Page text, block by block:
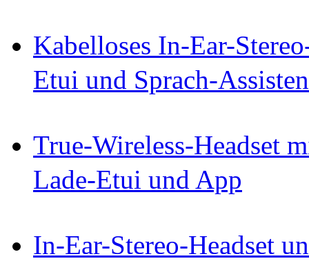
Kabelloses In-Ear-
Etui und Sprach-
True-Wireless-Headset
Lade-Etui und App
In-Ear-Stereo-Headset